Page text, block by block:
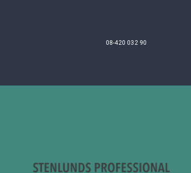
08-420 032 90